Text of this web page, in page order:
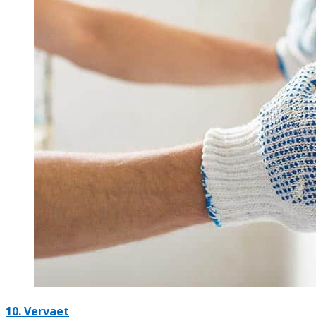
10. Vervaet